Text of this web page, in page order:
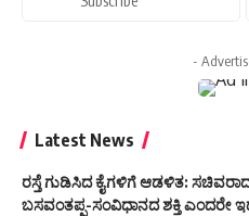
-
Latest News
ರಸ್ತೆ ಗುಡಿಸಿದ ಕೈಗಳಿಗೆ ಆಡಳಿತ:
ಬಸವಂತಪ್ಪ-ಸಂವಿಧಾನದ ಶಕ್ತಿ ಎಂದರೇ